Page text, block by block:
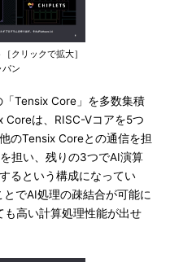
クリックで拡大］
ン
Tensix Core」を多数集積
Coreは、RISC-Vコアを5つ
のTensix Coreとの通信を担
担い、残りの3つでAI演算
るという構成になってい
でAI処理の疎結合が可能に
も高い計算処理性能が出せ